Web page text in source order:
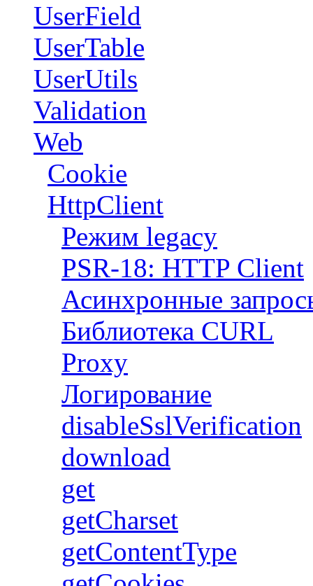
UserField
UserTable
UserUtils
Validation
Web
Cookie
HttpClient
Режим legacy
PSR-18: HTTP Client
Асинхронные
Библиотека CURL
Proxy
Логирование
disableSslVerification
download
get
getCharset
getContentType